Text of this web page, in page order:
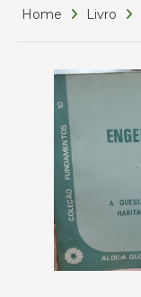
Home Livro